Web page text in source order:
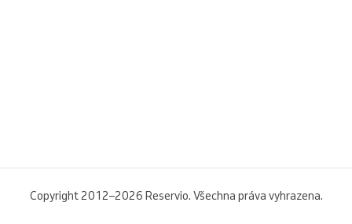
Copyright 2012–2026 Reservio. Všechna práva vyhrazena.